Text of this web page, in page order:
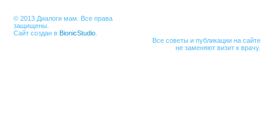
© 2013 Диалоги мам. Все права
защищены.
Сайт создан в BionicStudio
Все советы и публикации на сайте
не заменяют визит к врачу.